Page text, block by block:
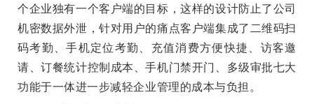
个企业独有一个客户端的目标，这样的设计防止了公司
机密数据外泄，针对用户的痛点客户端集成了二维码扫
码考勤、手机定位考勤、充值消费方便快捷、访客邀
请、订餐统计控制成本、手机门禁开门、多级审批七大
功能于一体进一步减轻企业管理的成本与负担。